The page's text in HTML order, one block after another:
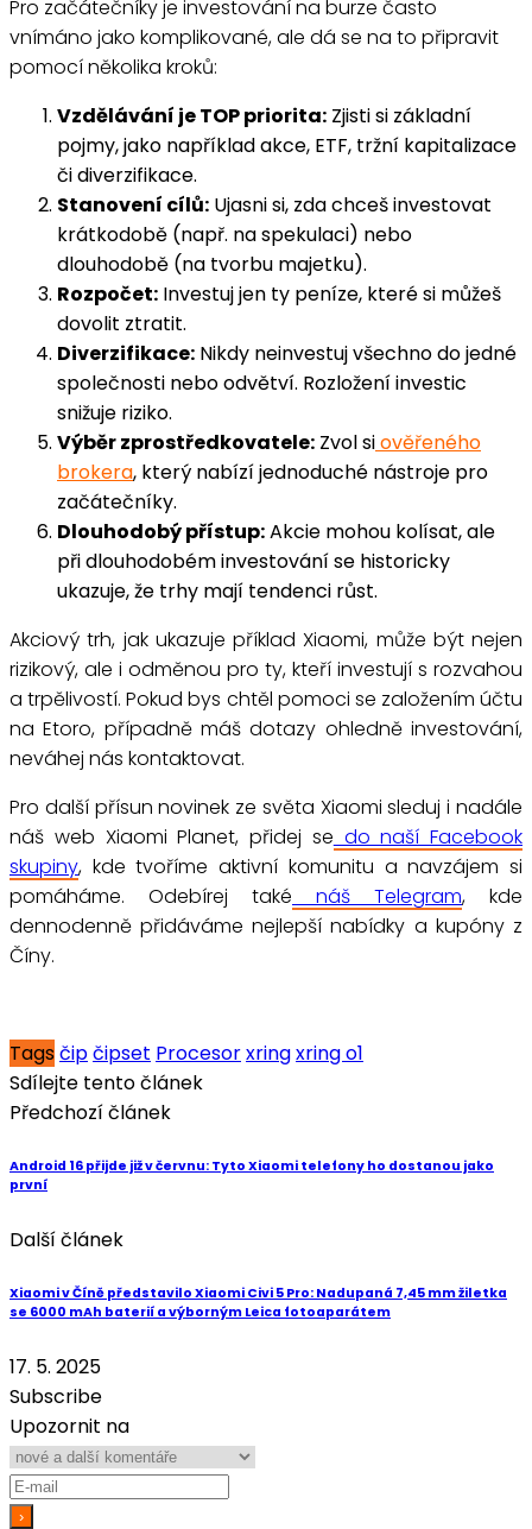
Pro začátečníky je investování na burze často
vnímáno jako komplikované, ale dá se na to připravit
pomocí několika kroků:
Vzdělávání je TOP priorita: Zjisti si základní
pojmy, jako například akce, ETF, tržní kapitalizace
či diverzifikace.
Stanovení cílů: Ujasni si, zda chceš investovat
krátkodobě (např. na spekulaci) nebo
dlouhodobě (na tvorbu majetku).
Rozpočet: Investuj jen ty peníze, které si můžeš
dovolit ztratit.
Diverzifikace: Nikdy neinvestuj všechno do jedné
společnosti nebo odvětví. Rozložení investic
snižuje riziko.
Výběr zprostředkovatele: Zvol siověřeného
brokera, který nabízí jednoduché nástroje pro
začátečníky.
Dlouhodobý přístup:Akcie mohou kolísat, ale
při dlouhodobém investování se historicky
ukazuje, že trhy mají tendenci růst.
Akciový trh, jak ukazuje příklad Xiaomi, může být nejen
rizikový, ale i odměnou pro ty, kteří investují s rozvahou
a trpělivostí. Pokud bys chtěl pomoci se založením účtu
na Etoro, případně máš dotazy ohledně investování,
neváhej nás kontaktovat.
Pro další přísun novinek ze světa Xiaomi sleduj i nadále
náš web Xiaomi Planet, přidej se do naší Facebook
skupiny, kde tvoříme aktivní komunitu a navzájem si
pomáháme. Odebírej také náš Telegram, kde
dennodenně přidáváme nejlepší nabídky a kupóny z
Číny.
Tagsčipčipset Procesorxringxring o1
Sdílejte tento článek
Předchozí článek
Android 16 přijde již v červnu: Tyto Xiaomi telefony ho dostanou jako
první
Další článek
Xiaomi v Číně představilo Xiaomi Civi 5 Pro: Nadupaná 7,45 mm žiletka
se 6000 mAh baterií a výborným Leica fotoaparátem
17. 5. 2025
Subscribe
Upozornit na